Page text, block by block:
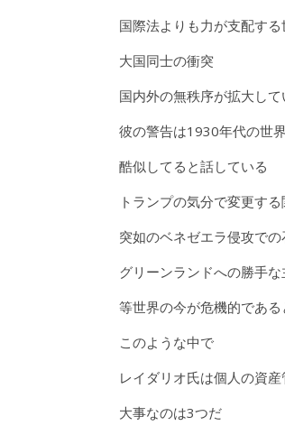
国際法よりも力が支配する
大国同士の衝突
国内外の無秩序が拡大して
彼の警告は1930年代の世
酷似してると話している
トランプの気分で変更す
突如のベネゼエラ侵攻で
グリーンランドへの勝手
等世界の今が危機的であ
このような中で
レイダリオ氏は個人の資
大事なのは3つだ